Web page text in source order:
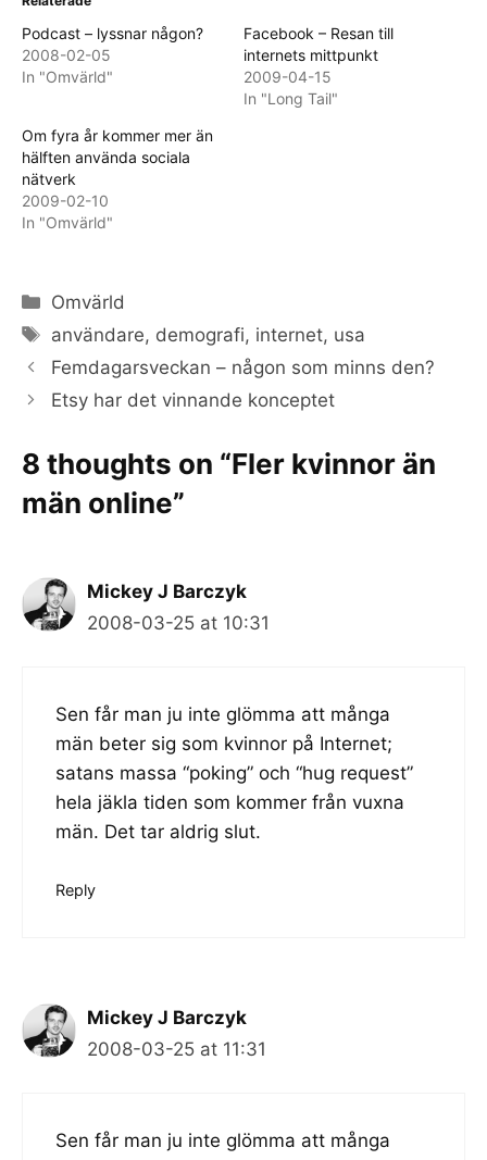
Podcast – lyssnar någon?
2008-02-05
In "Omvärld"
Facebook – Resan till
internets mittpunkt
2009-04-15
In "Long Tail"
Om fyra år kommer mer än
hälften använda sociala
nätverk
2009-02-10
In "Omvärld"
Categories
Omvärld
Tags
användare, demografi, internet, usa
Femdagarsveckan – någon som minns den?
Etsy har det vinnande konceptet
8 thoughts on “Fler kvinnor än
män online”
Mickey J Barczyk
2008-03-25 at 10:31
Sen får man ju inte glömma att många
män beter sig som kvinnor på Internet;
satans massa “poking” och “hug request”
hela jäkla tiden som kommer från vuxna
män. Det tar aldrig slut.
Reply
Mickey J Barczyk
2008-03-25 at 11:31
Sen får man ju inte glömma att många